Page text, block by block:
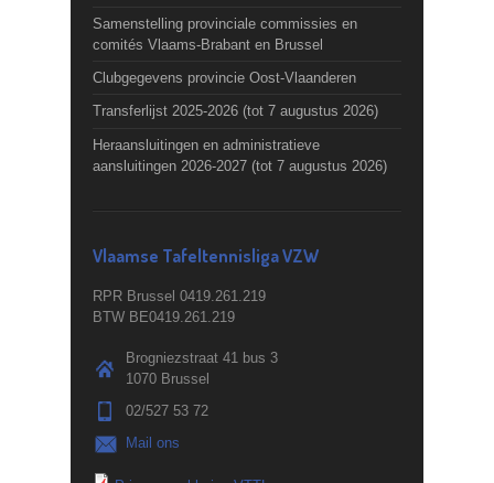
Samenstelling provinciale commissies en
comités Vlaams-Brabant en Brussel
Clubgegevens provincie Oost-Vlaanderen
Transferlijst 2025-2026 (tot 7 augustus 2026)
Heraansluitingen en administratieve
aansluitingen 2026-2027 (tot 7 augustus 2026)
Vlaamse Tafeltennisliga VZW
RPR Brussel 0419.261.219
BTW BE0419.261.219
Brogniezstraat 41 bus 3
1070 Brussel
02/527 53 72
Mail ons